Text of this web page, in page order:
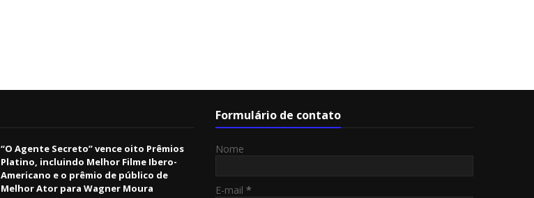
“O Agente Secreto” vence oito Prêmios
Platino, incluindo Melhor Filme Ibero-
Americano e o prêmio de público de
Melhor Ator para Wagner Moura
Formulário de contato
Nome
E-mail *